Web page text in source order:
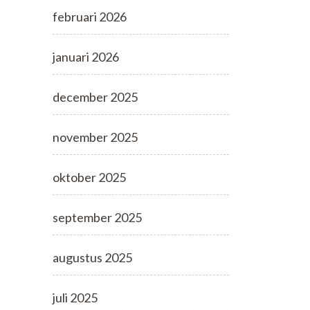
februari 2026
januari 2026
december 2025
november 2025
oktober 2025
september 2025
augustus 2025
juli 2025